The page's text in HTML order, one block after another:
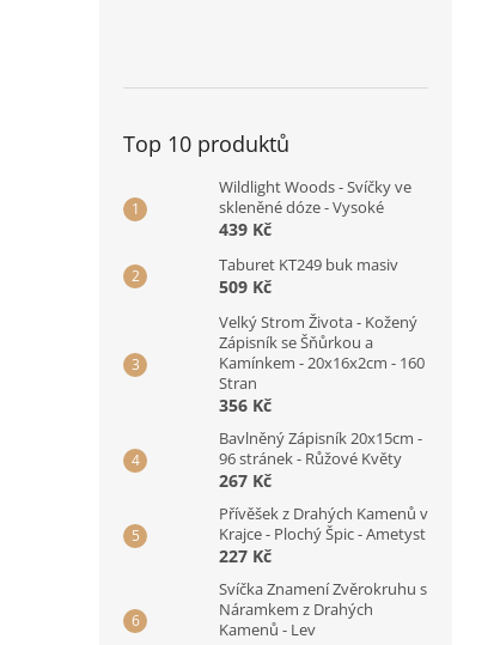
Top 10 produktů
Wildlight Woods - Svíčky ve
skleněné dóze - Vysoké
439 Kč
Taburet KT249 buk masiv
509 Kč
Velký Strom Života - Kožený
Zápisník se Šňůrkou a
Kamínkem - 20x16x2cm - 160
Stran
356 Kč
Bavlněný Zápisník 20x15cm -
96 stránek - Růžové Květy
267 Kč
Přívěšek z Drahých Kamenů v
Krajce - Plochý Špic - Ametyst
227 Kč
Svíčka Znamení Zvěrokruhu s
Náramkem z Drahých
Kamenů - Lev